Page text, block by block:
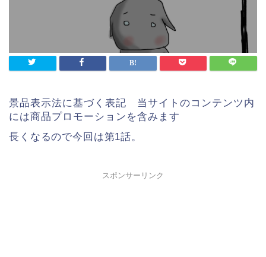
景品表示法に基づく表記 当サイトのコンテンツ内
には商品プロモーションを含みます
長くなるので今回は第1話。
スポンサーリンク